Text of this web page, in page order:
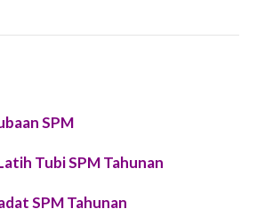
SPM
Tubi SPM Tahunan
SPM Tahunan